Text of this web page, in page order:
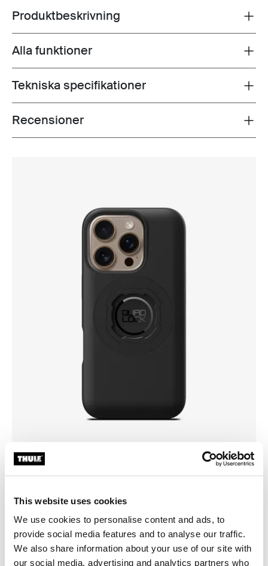
This website uses cookies
We use cookies to personalise content and ads, to
provide social media features and to analyse our traffic.
We also share information about your use of our site with
our social media, advertising and analytics partners who
Toggle overview
Produktbeskrivning
Toggle features
Alla funktioner
Toggle techspec
Tekniska specifikationer
Toggle overview
Recensioner
Välj ett skal